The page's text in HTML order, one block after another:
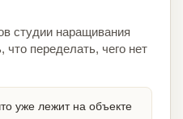
студии наращивания
что переделать, чего нет
уже лежит на объекте